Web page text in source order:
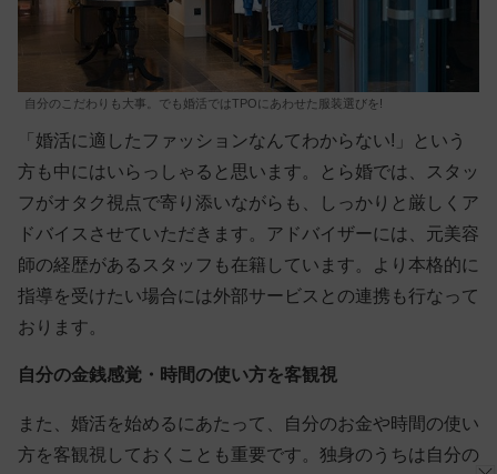
自分のこだわりも大事。でも婚活ではTPOにあわせた服装選びを!
「婚活に適したファッションなんてわからない!」という
方も中にはいらっしゃると思います。とら婚では、スタッ
フがオタク視点で寄り添いながらも、しっかりと厳しくア
ドバイスさせていただきます。アドバイザーには、元美容
師の経歴があるスタッフも在籍しています。より本格的に
指導を受けたい場合には外部サービスとの連携も行なって
おります。
自分の金銭感覚・時間の使い方を客観視
また、婚活を始めるにあたって、
自分のお金や時間の使い
方を客観視しておくことも重要です。独身のうちは自分の